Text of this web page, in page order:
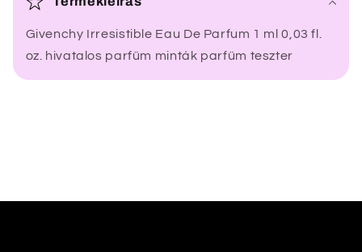
c
Givenchy Irresistible Eau De Parfum 1 ml 0,03 fl.
oz. hivatalos parfüm minták parfüm teszter